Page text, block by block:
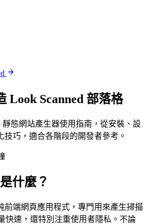
Look Scanned 部落格
靜態網站產生器使用指南，從安裝、設
技巧，適合各階段的開發者參考。
什麼？
前端網頁應用程式，專門用來產生掃描
快速，還特別注重使用者隱私。不論